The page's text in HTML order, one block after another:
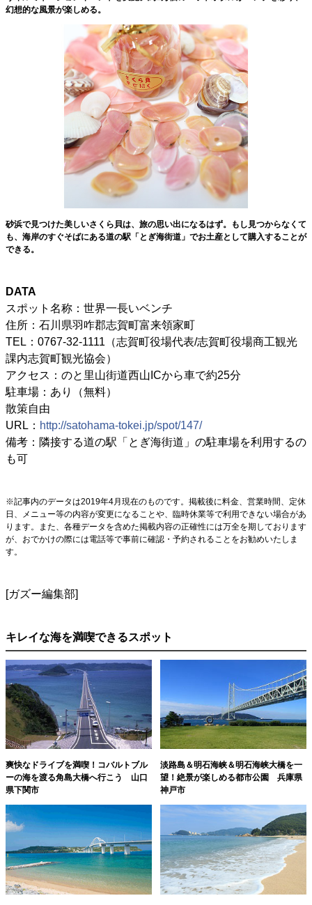
幻想的な風景が楽しめる。
砂浜で見つけた美しいさくら貝は、旅の思い出になるはず。もし見つからなくて
も、海岸のすぐそばにある道の駅「とぎ海街道」でお土産として購入することが
できる。
DATA
スポット名称：世界一長いベンチ
住所：石川県羽咋郡志賀町富来領家町
TEL：0767-32-1111（志賀町役場代表/志賀町役場商工観光
課内志賀町観光協会）
アクセス：のと里山街道西山ICから車で約25分
駐車場：あり（無料）
散策自由
URL： http://satohama-tokei.jp/spot/147/
備考：隣接する道の駅「とぎ海街道」の駐車場を利用するの
も可
※記事内のデータは2019年4月現在のものです。掲載後に料金、営業時間、定休
日、メニュー等の内容が変更になることや、臨時休業等で利用できない場合があ
ります。また、各種データを含めた掲載内容の正確性には万全を期しております
が、おでかけの際には電話等で事前に確認・予約されることをお勧めいたしま
す。
[ガズー編集部]
キレイな海を満喫できるスポット
爽快なドライブを満喫！コバルトブル
ーの海を渡る角島大橋へ行こう 山口
県下関市
淡路島＆明石海峡＆明石海峡大橋を一
望！絶景が楽しめる都市公園 兵庫県
神戸市